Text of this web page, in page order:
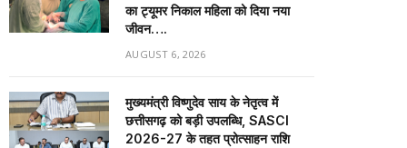
का ट्यूमर निकाल महिला को दिया नया
जीवन….
AUGUST 6, 2026
मुख्यमंत्री विष्णुदेव साय के नेतृत्व में
छत्तीसगढ़ को बड़ी उपलब्धि, SASCI
2026-27 के तहत प्रोत्साहन राशि